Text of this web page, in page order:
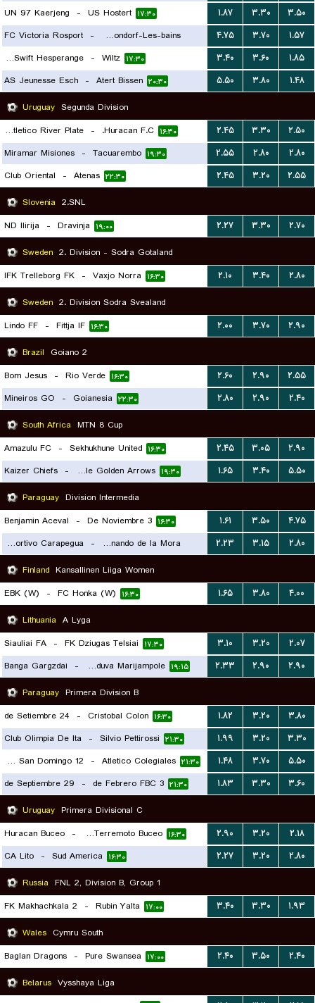
UN 97 Kaerjeng - US Hostert ۱۷:۳۰ ۱.۸۷ ۳.۳۰
۳.۵۰
FC Victoria Rosport - US Mondorf-Les-bains
۱۷:۳۰
۴.۷۵ ۳.۷۰
۱.۵۷
FC Swift Hesperange
- Wiltz ۱۷:۳۰ ۳.۴۰ ۳.۶۰
۱.۸۵
AS Jeunesse Esch - Atert Bissen ۲۰:۳۰ ۵.۵۰ ۳.۸۰
۱.۴۸
Uruguay Segunda Division
Club Atletico River Plate
- Huracan F.C. ۱۶:۳۰ ۲.۴۵ ۳.۳۰
۲.۵۰
Miramar Misiones - Tacuarembo ۱۹:۳۰ ۲.۵۵ ۲.۸۰
۲.۸۰
Club Oriental - Atenas ۲۲:۳۰ ۲.۴۵ ۳.۲۰
۲.۵۵
Slovenia 2.SNL
ND Ilirija - Dravinja ۱۹:۰۰ ۲.۲۷ ۳.۳۰
۲.۷۰
Sweden 2. Division - Sodra Gotaland
IFK Trelleborg FK - Vaxjo Norra ۱۶:۳۰ ۲.۱۰ ۳.۴۰
۲.۸۰
Sweden 2. Division Sodra Svealand
Lindo FF - Fittja IF ۱۶:۳۰ ۲.۰۰ ۳.۷۰
۲.۹۰
Brazil Goiano 2
Bom Jesus - Rio Verde ۱۶:۳۰ ۲.۶۰ ۲.۹۰
۲.۵۵
Mineiros GO - Goianesia ۲۲:۳۰ ۲.۸۰ ۲.۹۰
۲.۴۰
South Africa MTN 8 Cup
Amazulu FC - Sekhukhune United ۱۶:۳۰ ۲.۴۵ ۳.۰۵
۲.۹۰
Kaizer Chiefs - Lamontville Golden Arrows ۱۹:۳۰ ۱.۶۵ ۳.۴۰
۵.۵۰
Paraguay Division Intermedia
Benjamin Aceval - 3 De Noviembre ۱۶:۳۰ ۱.۶۱ ۳.۵۰
۴.۷۵
Club Sportivo Carapegua
- Fernando de la Mora
۱۶:۳۰
۲.۲۳ ۳.۱۵
۲.۸۰
Finland Kansallinen Liiga Women
EBK (W) - FC Honka (W) ۱۶:۳۰ ۱.۶۵ ۳.۸۰
۴.۰۰
Lithuania A Lyga
Siauliai FA - FK Dziugas Telsiai ۱۷:۳۰ ۳.۱۰ ۳.۲۰
۲.۰۷
Banga Gargzdai - FK Suduva Marijampole ۱۹:۱۵ ۲.۳۳ ۲.۹۰
۲.۹۰
Paraguay Primera Division B
24 de Setiembre - Cristobal Colon ۱۶:۳۰ ۱.۸۲ ۳.۲۰
۳.۸۰
Club Olimpia De Ita - Silvio Pettirossi ۲۱:۳۰ ۱.۹۹ ۳.۲۰
۳.۳۰
12 de Octubre de San Domingo
- Atletico Colegiales ۲۱:۳۰ ۱.۴۸ ۳.۷۰
۵.۵۰
29 de Septiembre - 3 de Febrero FBC ۲۱:۳۰ ۱.۸۳ ۳.۳۰
۳.۶۰
Uruguay Primera Divisional C
Huracan Buceo - CA Terremoto Buceo ۱۶:۳۰ ۲.۹۰ ۳.۲۰
۲.۱۸
CA Lito - Sud America ۱۶:۳۰ ۲.۲۷ ۳.۲۰
۲.۸۰
Russia FNL 2, Division B, Group 1
FK Makhachkala 2 - Rubin Yalta ۱۷:۰۰ ۳.۴۰ ۳.۳۰
۱.۹۳
Wales Cymru South
Baglan Dragons - Pure Swansea ۱۷:۰۰ ۲.۴۰ ۳.۵۰
۲.۴۰
Belarus Vysshaya Liga